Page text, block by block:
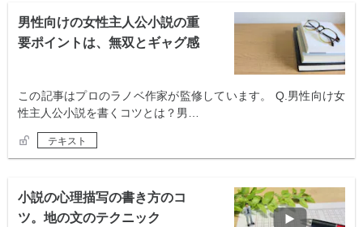
男性向けの女性主人公小説の重
要ポイントは、無双とギャグ感
この記事はプロのラノベ作家が監修しています。 Q.男性向け女
性主人公小説を書くコツとは？男…
テキスト
小説の心理描写の書き方のコ
ツ。地の文のテクニック